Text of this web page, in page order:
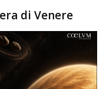
di Venere